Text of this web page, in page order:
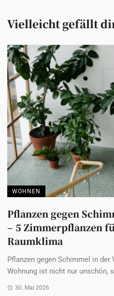
Vielleicht gefällt
WOHNEN
Pflanzen gegen
– 5 Zimmerpflanzen
Raumklima
Pflanzen gegen Schimmel in der
Wohnung ist nicht nur unschön,
30. Mai 2026